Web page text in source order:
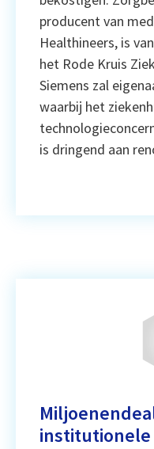
producent van
Healthineers, is
het Rode Kruis
Siemens zal
waarbij het
is dringend aan
institutionele